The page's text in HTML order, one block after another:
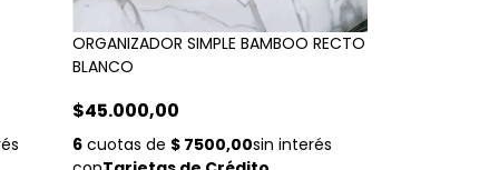
ORGANIZADOR SIMPLE BAMBOO RECTO
BLANCO
$45.000,00